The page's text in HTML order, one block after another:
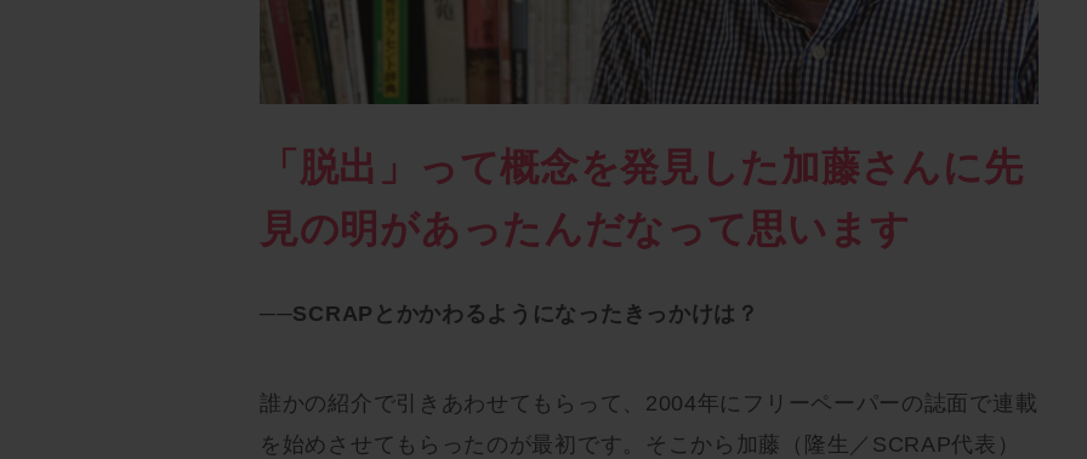
「脱出」って概念を発見した加藤さんに先
見の明があったんだなって思います
──SCRAPとかかわるようになったきっかけは？
誰かの紹介で引きあわせてもらって、2004年にフリーペーパーの誌面で連載
を始めさせてもらったのが最初です。そこから加藤（隆生／SCRAP代表）